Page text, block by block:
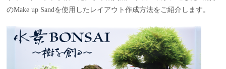
のMake up Sandを使用したレイアウト作成方法をご紹介します。